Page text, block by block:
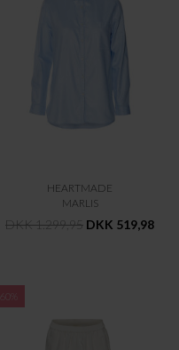
HEARTMADE
MARLIS
DKK 1.299,95 DKK 519,98
-60%